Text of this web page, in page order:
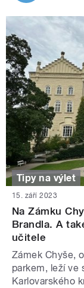
Tipy na výlet
15. září 2023
Na Zámku
Brandla. A
učitele
Zámek Chyše,
parkem, leží ve
Karlovarského